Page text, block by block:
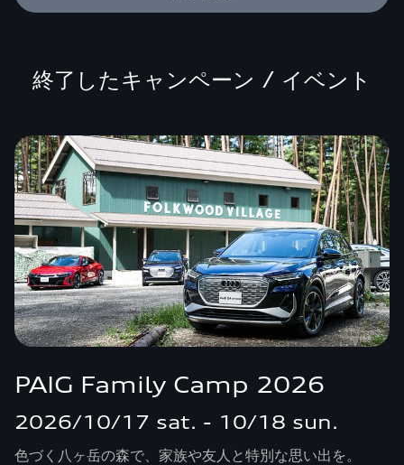
終了したキャンペーン / イベント
PAIG Family Camp 2026
2026/10/17 sat. - 10/18 sun.
色づく八ヶ岳の森で、家族や友人と特別な思い出を。